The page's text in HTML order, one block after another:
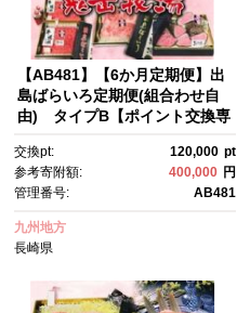
【AB481】【6か月定期便】出
島ばらいろ定期便(組合わせ自
由) タイプB【ポイント交換専
交換pt: 120,000 pt
参考寄附額:
400,000 円
管理番号:
AB481
九州地方
長崎県